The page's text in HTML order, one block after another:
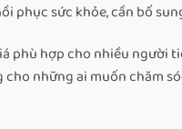
phục sức khỏe, cần bổ
phù hợp cho nhiều người
những ai muốn chăm